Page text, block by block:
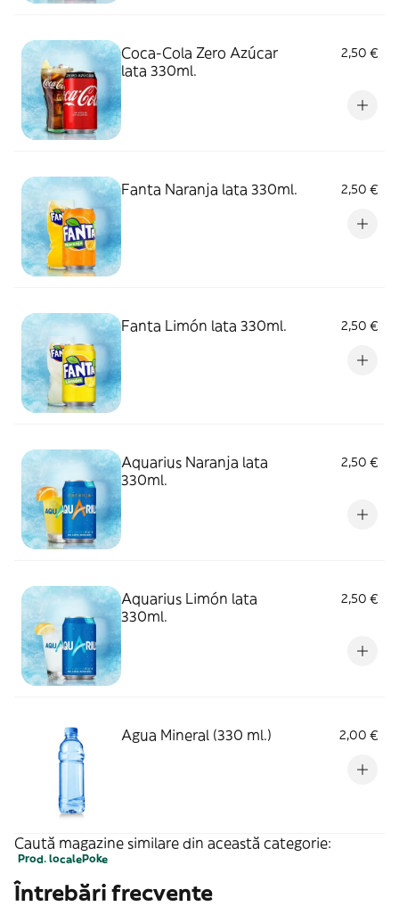
Coca-Cola Zero Azúcar
lata 330ml.
2,50 €
Fanta Naranja lata 330ml. 2,50 €
Fanta Limón lata 330ml. 2,50 €
Aquarius Naranja lata
330ml.
2,50 €
Aquarius Limón lata
330ml.
2,50 €
Agua Mineral (330 ml.) 2,00 €
Caută magazine similare din această categorie:
Prod. localePoke
Întrebări frecvente